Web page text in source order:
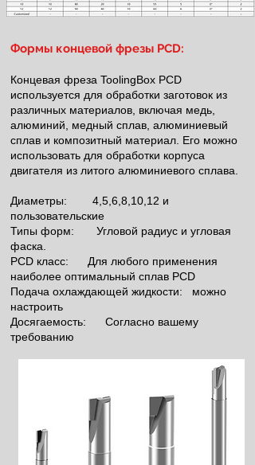
Формы концевой фрезы PCD:
Концевая фреза ToolingBox PCD
используется для обработки заготовок из
различных материалов, включая медь,
алюминий, медный сплав, алюминиевый
сплав и композитный материал. Его можно
использовать для обработки корпуса
двигателя из литого алюминиевого сплава.
Диаметры:
4,5,6,8,10,12 и
пользовательские
Типы форм:
Угловой радиус и угловая
фаска.
PCD класс:
Для любого применения
наиболее оптимальный сплав PCD
Подача охлаждающей жидкости:
можно
настроить
Досягаемость:
Согласно вашему
требованию